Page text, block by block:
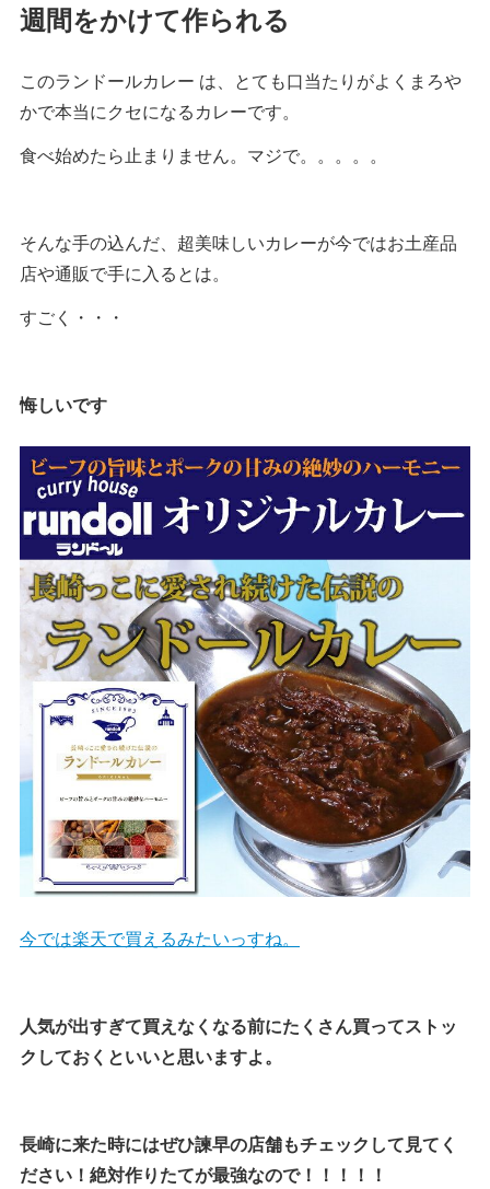
週間をかけて作られる
このランドールカレー は、とても口当たりがよくまろや
かで本当にクセになるカレーです。
食べ始めたら止まりません。マジで。。。。。
そんな手の込んだ、超美味しいカレーが今ではお土産品
店や通販で手に入るとは。
すごく・・・
悔しいです
今では楽天で買えるみたいっすね。
人気が出すぎて買えなくなる前にたくさん買ってストッ
クしておくといいと思いますよ。
長崎に来た時にはぜひ諫早の店舗もチェックして見てく
ださい！絶対作りたてが最強なので！！！！！